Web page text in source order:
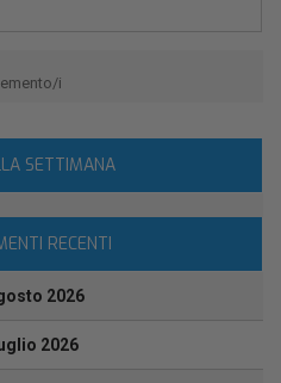
i
SETTIMANA
RECENTI
2026
2026